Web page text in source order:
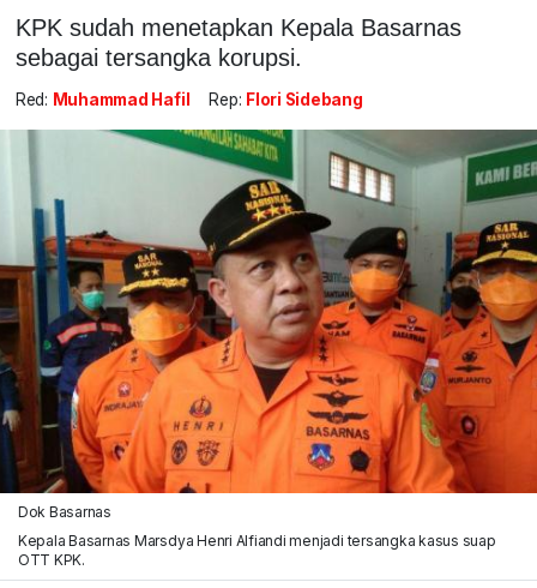
KPK sudah menetapkan Kepala Basarnas
sebagai tersangka korupsi.
Red: Muhammad Hafil Rep: Flori Sidebang
Dok Basarnas
Kepala Basarnas Marsdya Henri Alfiandi menjadi tersangka kasus suap
OTT KPK.